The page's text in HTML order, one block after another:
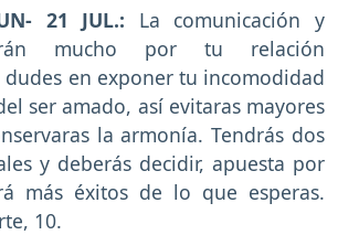
21 JUL.: La comunicación y
mucho por tu relación
en exponer tu incomodidad
ser amado, así evitaras mayores
la armonía. Tendrás dos
y deberás decidir, apuesta por
más éxitos de lo que esperas.
10.